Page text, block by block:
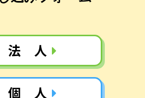
法 人
個 人